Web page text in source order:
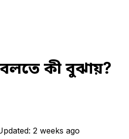
কী বুঝায়?
2 weeks ago